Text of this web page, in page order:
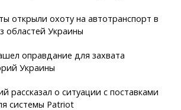
открыли охоту на автотранспорт в
областей Украины
оправдание для захвата
Украины
рассказал о ситуации с поставками
системы Patriot